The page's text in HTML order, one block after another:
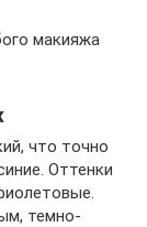
макияжа
что точно
Оттенки
темно-